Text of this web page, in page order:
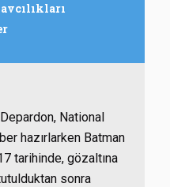
National
hazırlarken Batman
tarihinde, gözaltına
sonra